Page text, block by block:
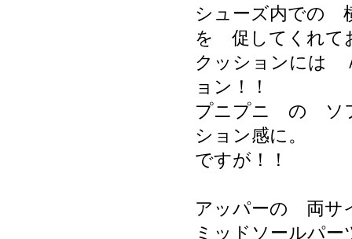
シューズ内での
を 促してくれて
クッションには
ョン！！
プニプニ の ソ
ション感に。
ですが！！
アッパーの 両サ
ミッドソールパ